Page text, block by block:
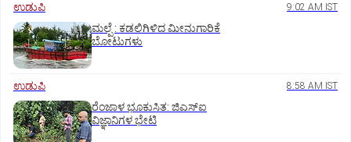
ಉಡುಪಿ 9:02 AM IST
ಮಲ್ಪೆ : ಕಡಲಿಗಿಳಿದ ಮೀನುಗಾರಿಕೆ
ಬೋಟುಗಳು
ಉಡುಪಿ 8:58 AM IST
ರೆಂಜಾಳ ಭೂಕುಸಿತ: ಜಿಎಸ್‌ಐ
ವಿಜ್ಞಾನಿಗಳ ಭೇಟಿ